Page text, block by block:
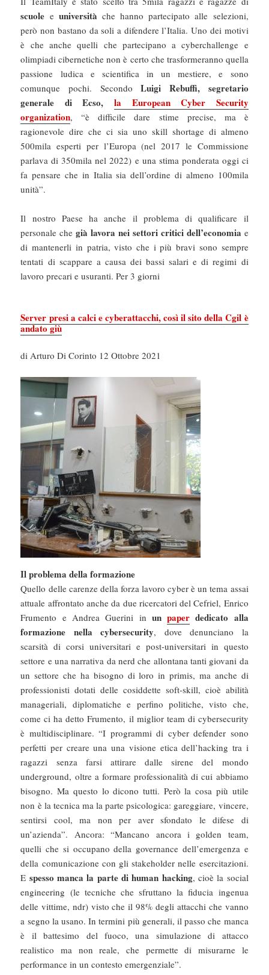
scuole e università che hanno partecipato alle selezioni,
però non bastano da soli a difendere l’Italia. Uno dei motivi
è che anche quelli che partecipano a cyberchallenge e
olimpiadi cibernetiche non è certo che trasformeranno quella
passione ludica e scientifica in un mestiere, e sono
comunque pochi. SecondoLuigi Rebuffi, segretario
generale di Ecso, la European Cyber Security
organization, “è difficile dare stime precise, ma è
ragionevole dire che ci sia uno skill shortage di almeno
500mila esperti per l’Europa (nel 2017 le Commissione
parlava di 350mila nel 2022) e una stima ponderata oggi ci
fa pensare che in Italia sia dell’ordine di almeno 100mila
unità”.
Il nostro Paese ha anche il problema di qualificare il
personale chegià lavora nei settori critici dell’economia e
di mantenerli in patria, visto che i più bravi sono sempre
tentati di scappare a causa dei bassi salari e di regimi di
lavoro precari e usuranti. Per 3 giorni
Server presi a calci e cyberattacchi, così il sito della Cgil è
andato giù
di Arturo Di Corinto 12 Ottobre 2021
Il problema della formazione
Quello delle carenze della forza lavoro cyber è un tema assai
attuale affrontato anche da due ricercatori del Cefriel, Enrico
Frumento e Andrea Guerini in unpaper dedicato alla
formazione nella cybersecurity, dove denunciano la
scarsità di corsi universitari e post-universitari in questo
settore e una narrativa da nerd che allontana tanti giovani da
un settore che ha bisogno di loro in primis, ma anche di
professionisti dotati delle cosiddette soft-skill, cioè abilità
manageriali, diplomatiche e perfino politiche, visto che,
come ci ha detto Frumento, il miglior team di cybersecurity
è multidisciplinare. “I programmi di cyber defender sono
perfetti per creare una una visione etica dell’hacking tra i
ragazzi senza farsi attirare dalle sirene del mondo
underground, oltre a formare professionalità di cui abbiamo
bisogno. Ma questo lo dicono tutti. Però la cosa più utile
non è la tecnica ma la parte psicologica: gareggiare, vincere,
sentirsi cool, ma non per aver sfondato le difese di
un’azienda”. Ancora: “Mancano ancora i golden team,
quelli che si occupano della governance dell’emergenza e
della comunicazione con gli stakeholder nelle esercitazioni.
E spesso manca la parte di human hacking, cioè la social
engineering (le tecniche che sfruttano la fiducia ingenua
delle vittime, ndr) visto che il 98% degli attacchi che vanno
a segno la usano. In termini più generali, il passo che manca
è il battesimo del fuoco, una simulazione di attacco
realistico ma non reale, che permette di misurarne le
performance in un contesto emergenziale”.